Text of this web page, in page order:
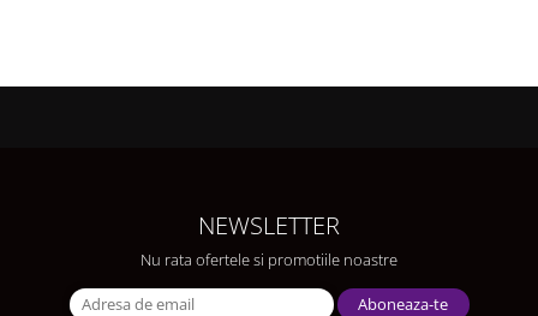
NEWSLETTER
Nu rata ofertele si promotiile noastre